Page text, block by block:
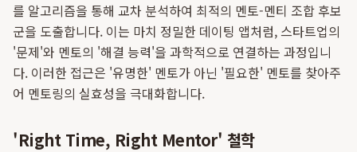
를 알고리즘을 통해 교차 분석하여 최적의 멘토-멘티 조합 후보
군을 도출합니다. 이는 마치 정밀한 데이팅 앱처럼, 스타트업의
'문제'와 멘토의 '해결 능력'을 과학적으로 연결하는 과정입니
다. 이러한 접근은 '유명한' 멘토가 아닌 '필요한' 멘토를 찾아주
어 멘토링의 실효성을 극대화합니다.
'Right Time, Right Mentor' 철학